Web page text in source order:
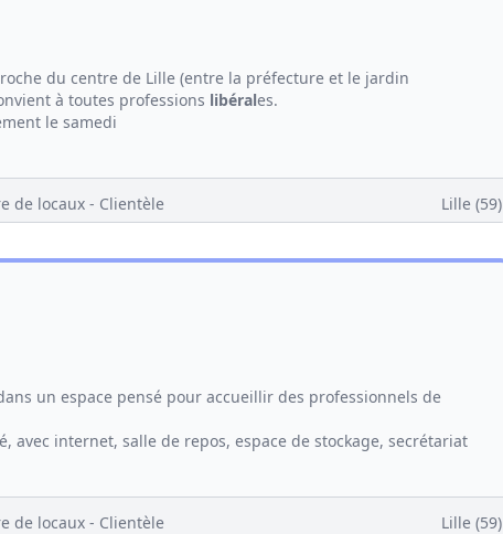
du centre de Lille (entre la préfecture et le jardin
à toutes professions libérales.
le samedi
de locaux - Clientèle Lille (59)
un espace pensé pour accueillir des professionnels de
avec internet, salle de repos, espace de stockage, secrétariat
de locaux - Clientèle Lille (59)